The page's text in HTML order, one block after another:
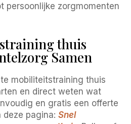
persoonlijke zorgmomenten
thuis
Samen
mobiliteitstraining thuis
en direct weten wat
en gratis een offerte
deze pagina:Snel